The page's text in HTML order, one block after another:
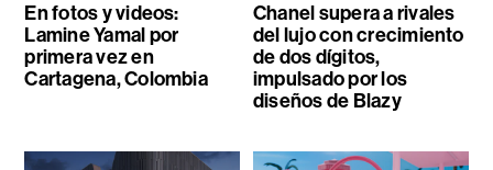
En fotos y videos:
Lamine Yamal por
primera vez en
Cartagena, Colombia
Chanel supera a rivales
del lujo con crecimiento
de dos dígitos,
impulsado por los
diseños de Blazy